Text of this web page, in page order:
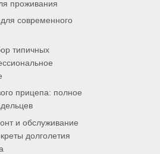
проживания
современного
типичных
прицепа: полное
и обслуживание
долголетия